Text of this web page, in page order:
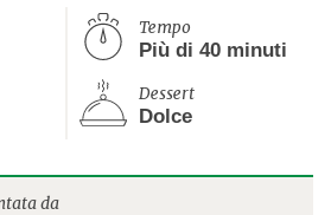
Tempo
Più di 40 minuti
Dessert
Dolce
da